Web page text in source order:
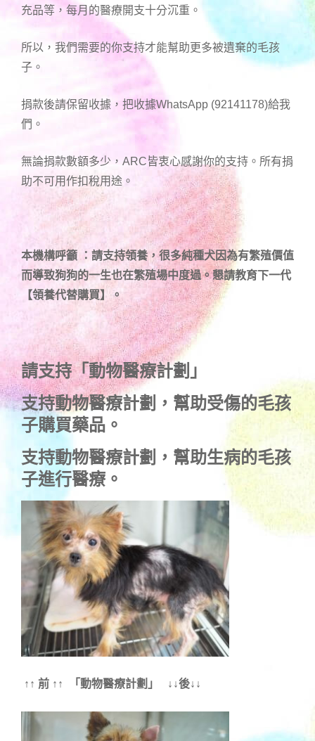
充品等，每月的醫療開支十分沉重。
所以，我們需要的你支持才能幫助更多被遺棄的毛孩
子。
捐款後請保留收據，把收據WhatsApp (92141178)給我
們。
無論捐款數額多少，ARC皆衷心感謝你的支持。所有捐
助不可用作扣稅用途。
本機構呼籲 ：請支持領養，很多純種犬因為有繁殖價值
而導致狗狗的一生也在繁殖場中度過。懇請教育下一代
【領養代替購買】。
請支持「動物醫療計劃」
支持動物醫療計劃 ，幫助受傷的毛孩
子購買藥品。
支持動物醫療計劃 ，幫助生病的毛孩
子進行醫療。
↑↑ 前 ↑↑ 「動物醫療計劃」 ↓↓後↓↓